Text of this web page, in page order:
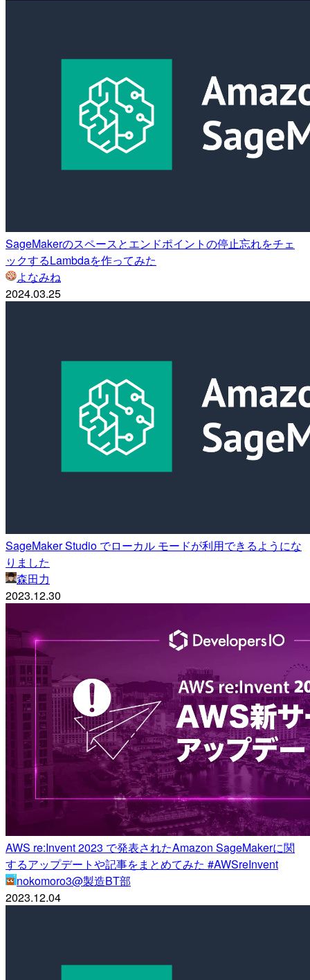
SageMakerのスペースとエンドポイントの停止忘れをチェ
ックするLambdaを作ってみた
よなみね
2024.03.25
SageMaker Studio でローカル モードが利用できるようにな
りました
森田力
2023.12.30
AWS re:Invent 2023 で発表されたAmazon SageMakerに関
するアップデートや記事をまとめてみた #AWSreInvent
nokomoro3@製造BT部
2023.12.04